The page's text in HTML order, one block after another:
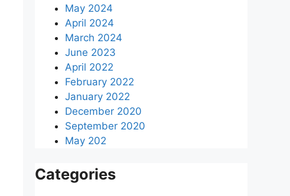
May 2024
April 2024
March 2024
June 2023
April 2022
February 2022
January 2022
December 2020
September 2020
May 202
Categories